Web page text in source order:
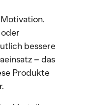
bessere
– das
Produkte